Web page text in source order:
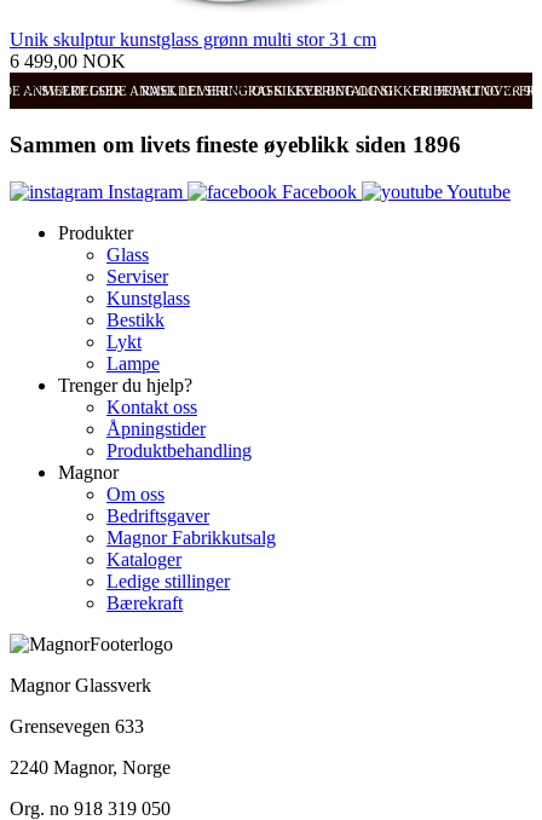
Unik skulptur kunstglass grønn multi stor 31 cm
6 499,00 NOK
ANMELDELSER RASK LEVERING OG SIKKER BETALING FRI FRAKT OVER
SVÆRT GODE ANMELDELSER RASK LEVERING OG SIKKER BETALING
Sammen om livets fineste øyeblikk siden 1896
Instagram Facebook
Youtube
Produkter
Glass
Serviser
Kunstglass
Bestikk
Lykt
Lampe
Trenger du hjelp?
Kontakt oss
Åpningstider
Produktbehandling
Magnor
Om oss
Bedriftsgaver
Magnor Fabrikkutsalg
Kataloger
Ledige stillinger
Bærekraft
Magnor Glassverk
Grensevegen 633
2240 Magnor, Norge
Org. no 918 319 050